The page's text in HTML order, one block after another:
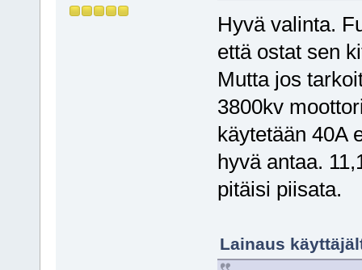
Hyvä valinta.
että ostat sen
Mutta jos
3800kv
käytetään 40A
hyvä antaa.
pitäisi piisata.
Lainaus